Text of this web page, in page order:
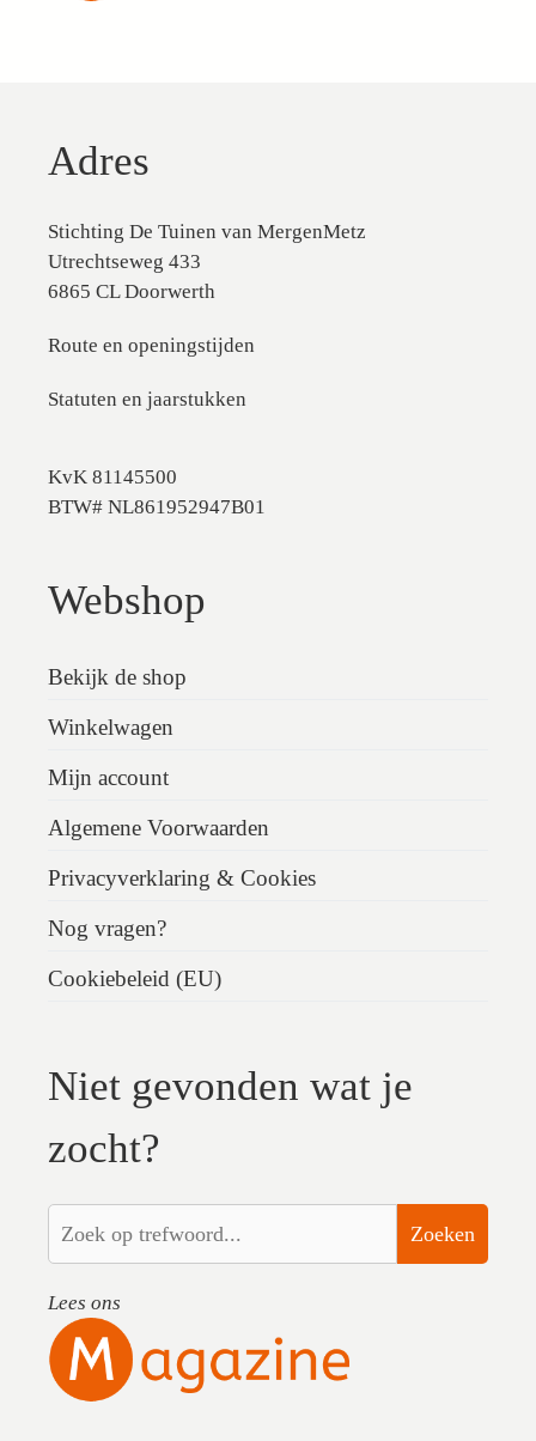
Adres
Stichting De Tuinen van MergenMetz
Utrechtseweg 433
6865 CL Doorwerth
Route en openingstijden
Statuten en jaarstukken
KvK 81145500
BTW# NL861952947B01
Webshop
Bekijk de shop
Winkelwagen
Mijn account
Algemene Voorwaarden
Privacyverklaring & Cookies
Nog vragen?
Cookiebeleid (EU)
Niet gevonden wat je
zocht?
Zoeken
Lees ons